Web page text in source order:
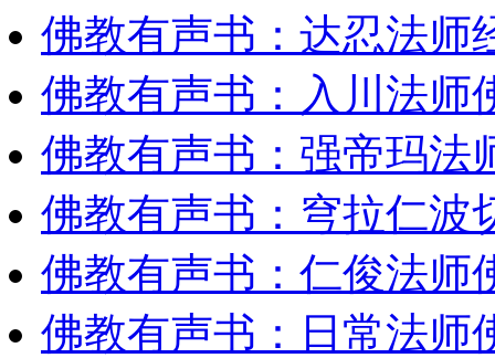
佛教有声书：达忍法师
佛教有声书：入川法师
佛教有声书：强帝玛法
佛教有声书：穹拉仁波
佛教有声书：仁俊法师
佛教有声书：日常法师